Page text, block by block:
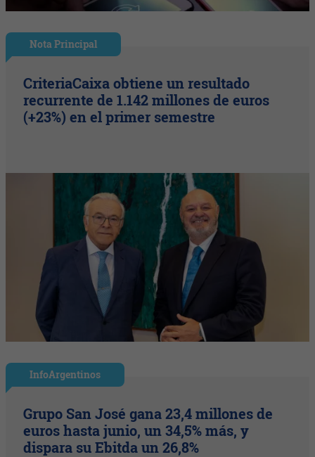
Nota Principal
CriteriaCaixa obtiene un resultado
recurrente de 1.142 millones de euros
(+23%) en el primer semestre
InfoArgentinos
Grupo San José gana 23,4 millones de
euros hasta junio, un 34,5% más, y
dispara su Ebitda un 26,8%